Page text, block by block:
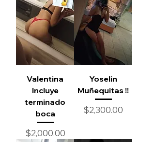
Valentina
Incluye
terminado
boca
Precio
$2,000.00
Yoselin
Muñequitas !!
Precio
$2,300.00